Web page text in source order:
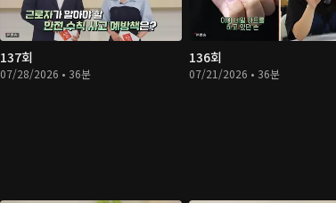
137회
07/28/2026 • 36분
136회
07/21/2026 • 36분